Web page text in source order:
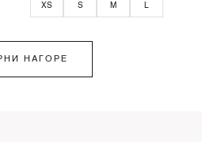
XS S M
НАГОРЕ